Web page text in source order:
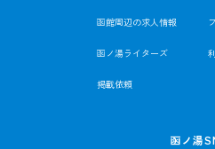
函館周辺の求人情報
函ノ湯ライターズ
掲載依頼
函ノ湯